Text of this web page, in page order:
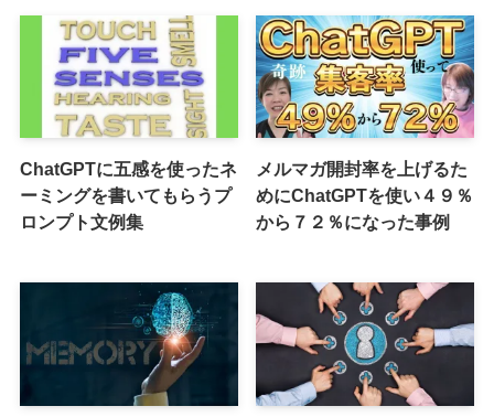
ChatGPTに五感を使ったネ
ーミングを書いてもらうプ
ロンプト文例集
メルマガ開封率を上げるた
めにChatGPTを使い４９％
から７２％になった事例